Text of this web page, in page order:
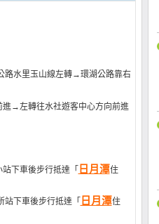
水里玉山線左轉→環湖公路靠右
進→左轉往水社遊客中心方向前進
下車後步行抵達「日月潭住
下車後步行抵達「日月潭住